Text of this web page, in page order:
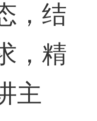
，结
，精
主